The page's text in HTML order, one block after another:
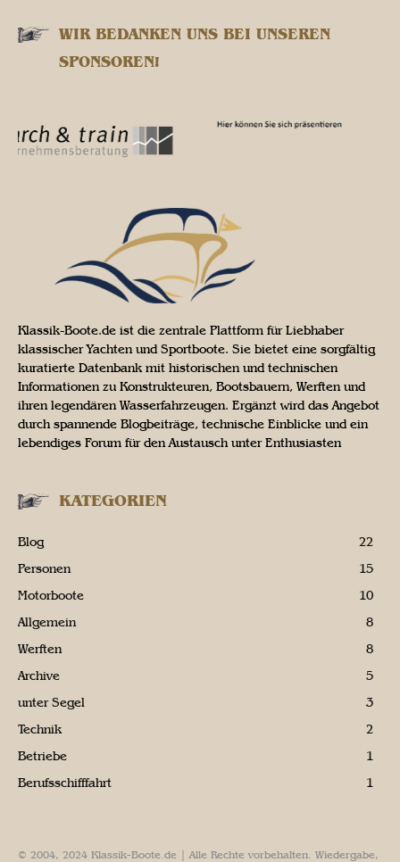
WIR BEDANKEN UNS BEI UNSEREN
SPONSOREN!
Klassik-Boote.de ist die zentrale Plattform für Liebhaber
klassischer Yachten und Sportboote. Sie bietet eine sorgfältig
kuratierte Datenbank mit historischen und technischen
Informationen zu Konstrukteuren, Bootsbauern, Werften und
ihren legendären Wasserfahrzeugen. Ergänzt wird das Angebot
durch spannende Blogbeiträge, technische Einblicke und ein
lebendiges Forum für den Austausch unter Enthusiasten
KATEGORIEN
Blog
22
Personen
15
Motorboote
10
Allgemein
8
Werften
8
Archive
5
unter Segel
3
Technik
2
Betriebe
1
Berufsschifffahrt
1
© 2004, 2024 Klassik-Boote.de | Alle Rechte vorbehalten. Wiedergabe,